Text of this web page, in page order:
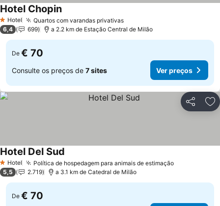
1 Estrelas
Hotel Quartos com varandas privativas
Hotel Chopin
6,4 699 a 2.2 km de Estação Central de Milão
De € 70
Consulte os preços de 7 sites Ver preços
Partilhar
1 Estrelas
Hotel Política de hospedagem para animais de estimação
Hotel Del Sud
5,5 2.719 a 3.1 km de Catedral de Milão
De € 70